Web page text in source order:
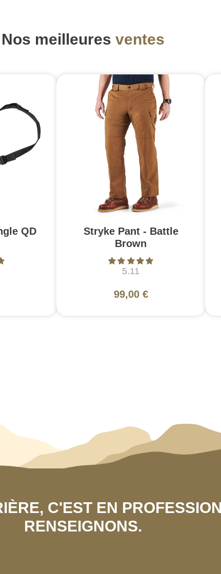
Nos meilleures ventes
QD
Stryke Pant - Battle
Brown
5.11
99,00 €
C'EST EN
RENSEIGNONS.